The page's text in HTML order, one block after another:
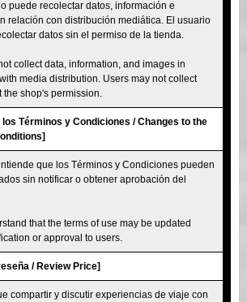
puede recolectar datos, información e
relación con distribución mediática. El usuario
datos sin el permiso de la tienda.
collect data, information, and images in
media distribution. Users may not collect
the shop's permission.
Términos y Condiciones / Changes to the
que los Términos y Condiciones pueden
sin notificar o obtener aprobación del
that the terms of use may be updated
or approval to users.
/ Review Price]
compartir y discutir experiencias de viaje con